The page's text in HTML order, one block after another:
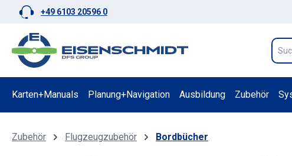
Hauptinhalt springen
Zur Suche springen
Zur Hauptnavigation springen
+49 6103 20596 0
Karten+Manuals Planung+Navigation Ausbildung Zubehör
Zubehör Flugzeugzubehör Bordbücher